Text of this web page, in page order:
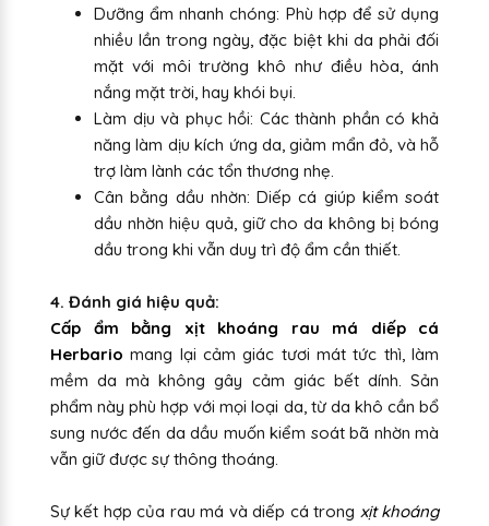
Dưỡng ẩm nhanh chóng: Phù hợp để sử dụng
nhiều lần trong ngày, đặc biệt khi da phải đối
mặt với môi trường khô như điều hòa, ánh
nắng mặt trời, hay khói bụi.
Làm dịu và phục hồi: Các thành phần có khả
năng làm dịu kích ứng da, giảm mẩn đỏ, và hỗ
trợ làm lành các tổn thương nhẹ.
Cân bằng dầu nhờn: Diếp cá giúp kiểm soát
dầu nhờn hiệu quả, giữ cho da không bị bóng
dầu trong khi vẫn duy trì độ ẩm cần thiết.
4. Đánh giá hiệu quả:
Cấp ẩm bằng xịt khoáng rau má diếp cá
Herbario mang lại cảm giác tươi mát tức thì, làm
mềm da mà không gây cảm giác bết dính. Sản
phẩm này phù hợp với mọi loại da, từ da khô cần bổ
sung nước đến da dầu muốn kiểm soát bã nhờn mà
vẫn giữ được sự thông thoáng.
Sự kết hợp của rau má và diếp cá trong xịt khoáng